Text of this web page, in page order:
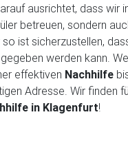
ausrichtet, dass wir
betreuen, sondern
ist sicherzustellen,
werden kann.
effektiven Nachhilfe
Adresse. Wir finden
in Klagenfurt!